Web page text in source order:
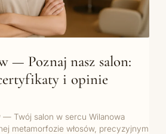
— Poznaj nasz salon:
i opinie
— Twój salon w sercu Wilanowa
metamorfozie włosów, precyzyjnym